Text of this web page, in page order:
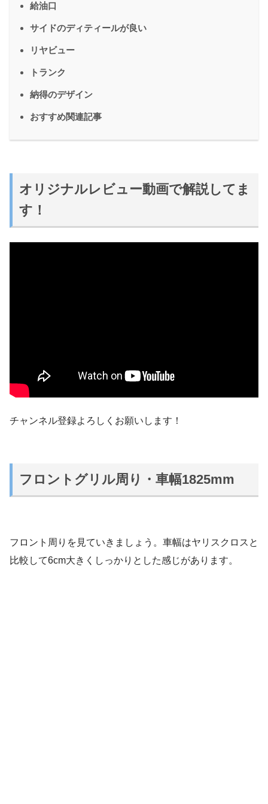
給油口
サイドのディティールが良い
リヤビュー
トランク
納得のデザイン
おすすめ関連記事
オリジナルレビュー動画で解説してま
す！
チャンネル登録よろしくお願いします！
フロントグリル周り・車幅1825mm
フロント周りを見ていきましょう。車幅はヤリスクロスと
比較して6cm大きくしっかりとした感じがあります。